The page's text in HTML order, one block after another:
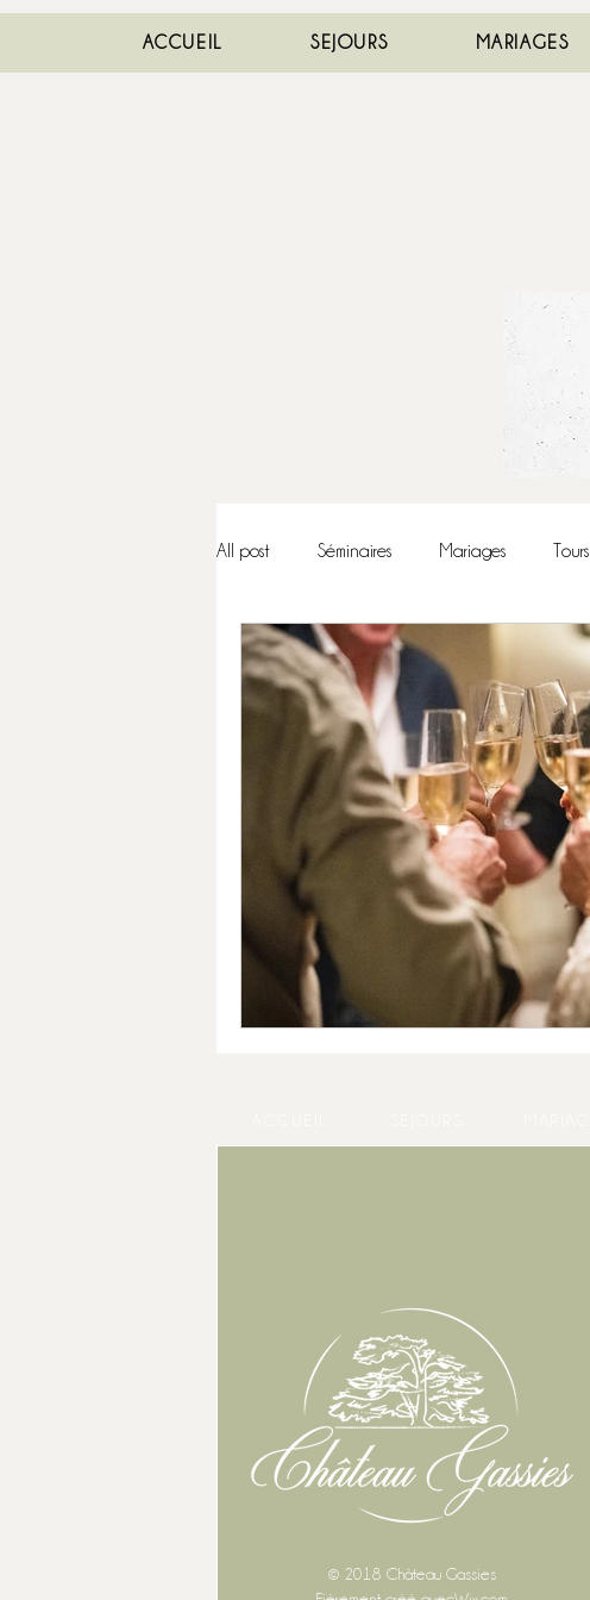
ACCUEIL SEJOURS MARIAGES
All post Séminaires Mariages Tours
© 2018 Château Gassies